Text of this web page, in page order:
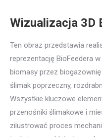
Wizualizacja 3D
Ten obraz przedstawia
reprezentację BioFeedera
biomasy przez
ślimak poprzeczny,
Wszystkie kluczowe
przenośniki ślimakowe i
zilustrować proces